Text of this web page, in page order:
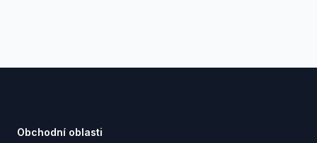
Obchodní oblasti